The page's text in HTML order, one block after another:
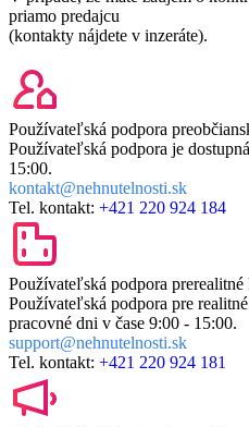
priamo predajcu
(kontakty nájdete v inzeráte).
Používateľská podpora pre
Používateľská podpora je
15:00.
kontakt@nehnutelnosti.sk
Tel. kontakt: +421 220 924 184
Používateľská podpora prerealitné
Používateľská podpora pre
pracovné dni v čase 9:00 - 15:00.
support@nehnutelnosti.sk
Tel. kontakt: +421 220 924 181